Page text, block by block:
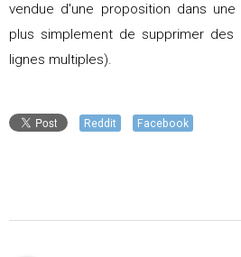
vendue d'une proposition dans
plus simplement de supprimer
lignes multiples).
Reddit Facebook